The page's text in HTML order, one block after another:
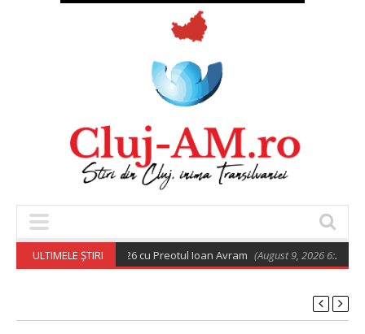
ULTIMELE ȘTIRI
din 9 august 2026 cu Preotul Ioan Avram (August 9, 2026 6:28 am)